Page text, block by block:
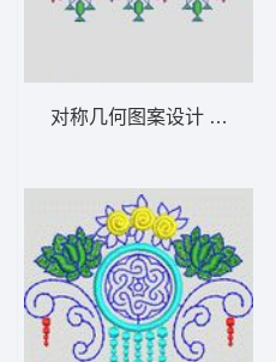
对称几何图案设计 植物花型